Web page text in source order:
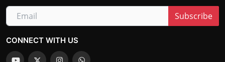
Subscribe
CONNECT WITH US